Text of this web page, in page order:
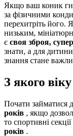
Якщо ваш коник
за фізичними
перехитріть його.
низьким,
є своя зброя,
знати, а для дитини
знання стане
З якого
Почати займатися
років , якщо
то спортивні
років .